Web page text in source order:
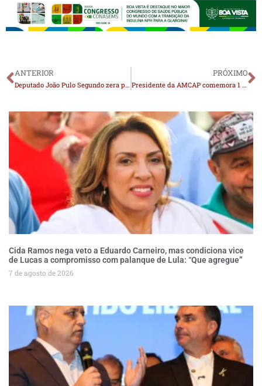
ANTERIOR
Deputado João Pulo Segundo zera projetos na Assembleia Legislativa
PRÓXIMO
Presidente da AMCAP comemora 1 ano da instalação Centro de Hemodiálise em Monteiro
Cida Ramos nega veto a Eduardo Carneiro, mas condiciona vice
de Lucas a compromisso com palanque de Lula: “Que agregue”
7 de agosto de 2026